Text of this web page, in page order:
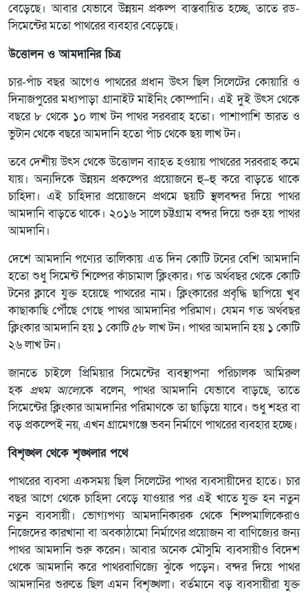
বেড়েছে। আবার যেভাবে উন্নয়ন প্রকল্প বাস্তবায়িত হচ্ছে, তাতে রড-
সিমেন্টের মতো পাথরের ব্যবহার বেড়েছে।
উত্তোলন ও আমদানির চিত্র
চার-পাঁচ বছর আগেও পাথরের প্রধান উৎস ছিল সিলেটের কোয়ারি ও
দিনাজপুরের মধ্যপাড়া গ্রানাইট মাইনিং কোম্পানি। এই দুই উৎস থেকে
বছরে ৮ থেকে ১০ লাখ টন পাথর সরবরাহ হতো। পাশাপাশি ভারত ও
ভুটান থেকে বছরে আমদানি হতো পাঁচ থেকে ছয় লাখ টন।
তবে দেশীয় উৎস থেকে উত্তোলন ব্যাহত হওয়ায় পাথরের সরবরাহ কমে
যায়। অন্যদিকে উন্নয়ন প্রকল্পের প্রয়োজনে হু–হু করে বাড়তে থাকে
চাহিদা। এই চাহিদার প্রয়োজনে প্রথমে ছয়টি স্থলবন্দর দিয়ে পাথর
আমদানি বাড়তে থাকে। ২০১৬ সালে চট্টগ্রাম বন্দর দিয়ে শুরু হয় পাথর
আমদানি।
দেশে আমদানি পণ্যের তালিকায় এত দিন কোটি টনের বেশি আমদানি
হতো শুধু সিমেন্ট শিল্পের কাঁচামাল ক্লিংকার। গত অর্থবছর থেকে কোটি
টনের ক্লাবে যুক্ত হয়েছে পাথরের নাম। ক্লিংকারের প্রবৃদ্ধি ছাপিয়ে খুব
কাছাকাছি পৌঁছে গেছে পাথর আমদানির পরিমাণ। যেমন গত অর্থবছর
ক্লিংকার আমদানি হয় ১ কোটি ৫৮ লাখ টন। পাথর আমদানি হয় ১ কোটি
২৬ লাখ টন।
জানতে চাইলে প্রিমিয়ার সিমেন্টের ব্যবস্থাপনা পরিচালক আমিরুল
হক প্রথম আলোকে বলেন, পাথর আমদানি যেভাবে বাড়ছে, তাতে
সিমেন্টের ক্লিংকার আমদানির পরিমাণকে তা ছাড়িয়ে যাবে। শুধু শহর বা
বড় প্রকল্পেই নয়, এখন গ্রামেগঞ্জে ভবন নির্মাণে পাথরের ব্যবহার হচ্ছে।
বিশৃঙ্খল থেকে শৃঙ্খলার পথে
পাথরের ব্যবসা একসময় ছিল সিলেটের পাথর ব্যবসায়ীদের হাতে। চার
বছর আগে থেকে চাহিদা বেড়ে যাওয়ার পর এই খাতে যুক্ত হন নতুন
নতুন ব্যবসায়ী। ভোগ্যপণ্য আমদানিকারক থেকে শিল্পমালিকেরাও
নিজেদের কারখানা বা অবকাঠামো নির্মাণের প্রয়োজন বা বাণিজ্যের জন্য
পাথর আমদানি শুরু করেন। আবার অনেক মৌসুমি ব্যবসায়ীও বিদেশ
থেকে আমদানি করে পাথরবাণিজ্যে ঝুঁকে পড়েন। বন্দর দিয়ে পাথর
আমদানির শুরুতে ছিল এমন বিশৃঙ্খলা। বর্তমানে বড় ব্যবসায়ীরা যুক্ত